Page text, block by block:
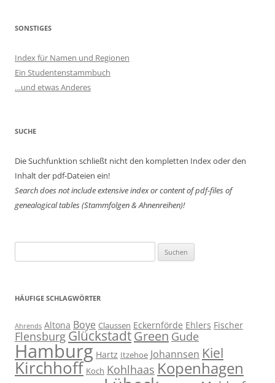
SONSTIGES
Index für Namen und Regionen
Ein Studentenstammbuch
…und etwas Anderes
SUCHE
Die Suchfunktion schließt nicht den kompletten Index oder den
Inhalt der pdf-Dateien ein!
Search does not include extensive index or content ofpdf-files of
genealogical tables (Stammfolgen & Ahnenreihen)!
nach:
HÄUFIGE SCHLAGWÖRTER
Ahrends Altona Boye Claussen Eckernförde Ehlers Fischer
Flensburg GlückstadtGreen Gude
Hamburg Hartz Itzehoe Johannsen Kiel
Kirchhoff Koch Kohlhaas Kopenhagen